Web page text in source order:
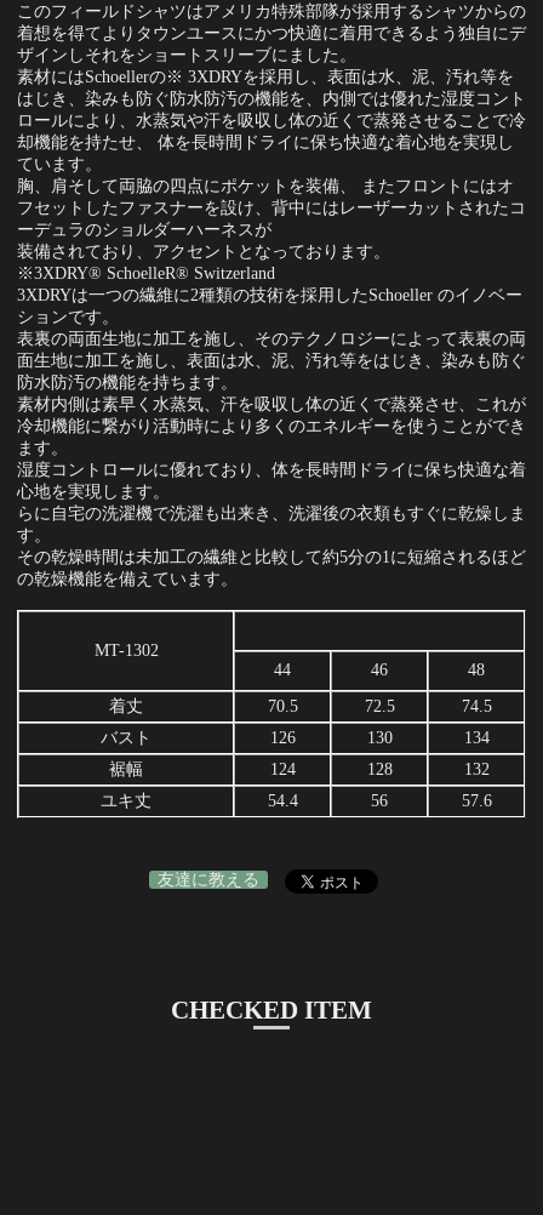
このフィールドシャツはアメリカ特殊部隊が採用するシャツからの
着想を得てよりタウンユースにかつ快適に着用できるよう独自にデ
ザインしそれをショートスリーブにました。
素材にはSchoellerの※ 3XDRYを採用し、表面は水、泥、汚れ等を
はじき、染みも防ぐ防水防汚の機能を、内側では優れた湿度コント
ロールにより、水蒸気や汗を吸収し体の近くで蒸発させることで冷
却機能を持たせ、 体を長時間ドライに保ち快適な着心地を実現し
ています。
胸、肩そして両脇の四点にポケットを装備、 またフロントにはオ
フセットしたファスナーを設け、背中にはレーザーカットされたコ
ーデュラのショルダーハーネスが
装備されており、アクセントとなっております。
※3XDRY® SchoelleR® Switzerland
3XDRYは一つの繊維に2種類の技術を採用したSchoeller のイノベー
ションです。
表裏の両面生地に加工を施し、そのテクノロジーによって表裏の両
面生地に加工を施し、表面は水、泥、汚れ等をはじき、染みも防ぐ
防水防汚の機能を持ちます。
素材内側は素早く水蒸気、汗を吸収し体の近くで蒸発させ、これが
冷却機能に繋がり活動時により多くのエネルギーを使うことができ
ます。
湿度コントロールに優れており、体を長時間ドライに保ち快適な着
心地を実現します。
らに自宅の洗濯機で洗濯も出来き、洗濯後の衣類もすぐに乾燥しま
す。
その乾燥時間は未加工の繊維と比較して約5分の1に短縮されるほど
の乾燥機能を備えています。
MT-1302
44
46
48
着丈
70.5 72.5
74.5
バスト
126 130
134
裾幅
124 128
132
ユキ丈
54.4 56 57.6
友達に教える
CHECKED ITEM